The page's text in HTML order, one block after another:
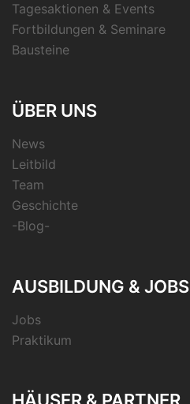
Tagesaktionen & Events
Fortbildungen & Seminare
Bausteine
ÜBER UNS
News
Leitbild
Team
Geschichte
-Blog-
AUSBILDUNG & JOBS
Jobs
Praktikum